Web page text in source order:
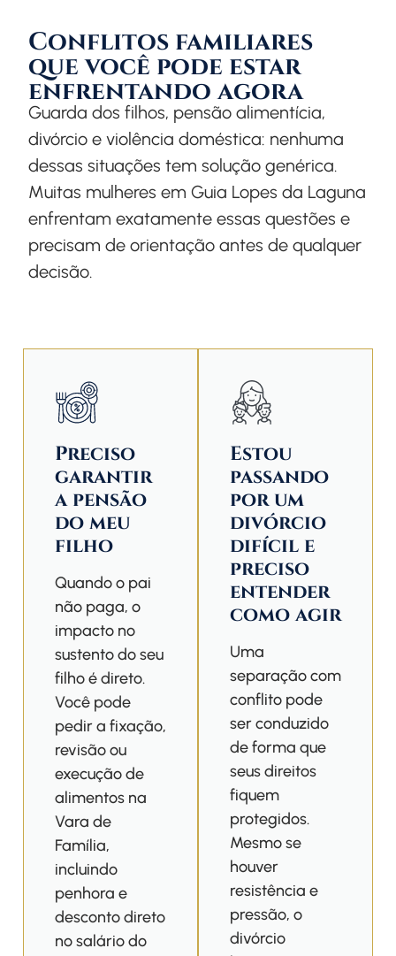
Conflitos familiares
que você pode estar
enfrentando agora
Guarda dos filhos, pensão alimentícia,
divórcio e violência doméstica: nenhuma
dessas situações tem solução genérica.
Muitas mulheres em Guia Lopes da Laguna
enfrentam exatamente essas questões e
precisam de orientação antes de qualquer
decisão.
Preciso
garantir
a pensão
do meu
filho
Quando o pai
não paga, o
impacto no
sustento do seu
filho é direto.
Você pode
pedir a fixação,
revisão ou
execução de
alimentos na
Vara de
Família,
incluindo
penhora e
desconto direto
no salário do
Estou
passando
por um
divórcio
difícil e
preciso
entender
como agir
Uma
separação com
conflito pode
ser conduzido
de forma que
seus direitos
fiquem
protegidos.
Mesmo se
houver
resistência e
pressão, o
divórcio